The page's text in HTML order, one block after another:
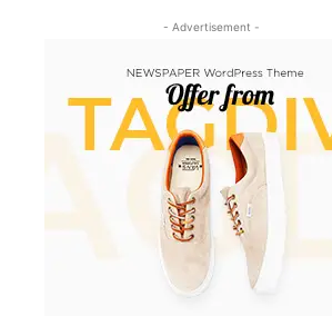
- Advertisement -